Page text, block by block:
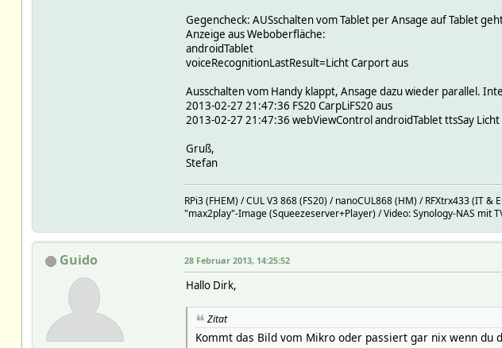
Gegencheck: AUSschalten vom Tablet per Ansage auf Tablet
Anzeige aus Weboberfläche:
androidTablet
voiceRecognitionLastResult=Licht Carport aus
Ausschalten vom Handy klappt, Ansage dazu wieder parallel.
2013-02-27 21:47:36 FS20 CarpLiFS20 aus
2013-02-27 21:47:36 webViewControl androidTablet ttsSay
Gruß,
Stefan
RPi3 (FHEM) / CUL V3 868 (FS20) / nanoCUL868 (HM) / RFXtrx433 (IT
"max2play"-Image (Squeezeserver+Player) / Video: Synology-NAS mit
Guido 28 Februar 2013, 14:25:52
Hallo Dirk,
Zitat
Kommt das Bild vom Mikro oder passiert gar nix wenn du